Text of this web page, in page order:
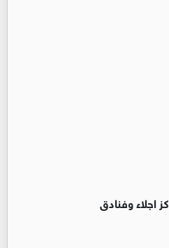
اجلاء وفنادق